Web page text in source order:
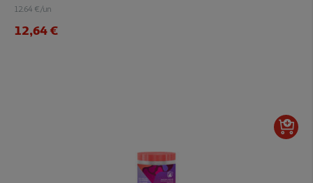
12.64 €/un
12,64 €